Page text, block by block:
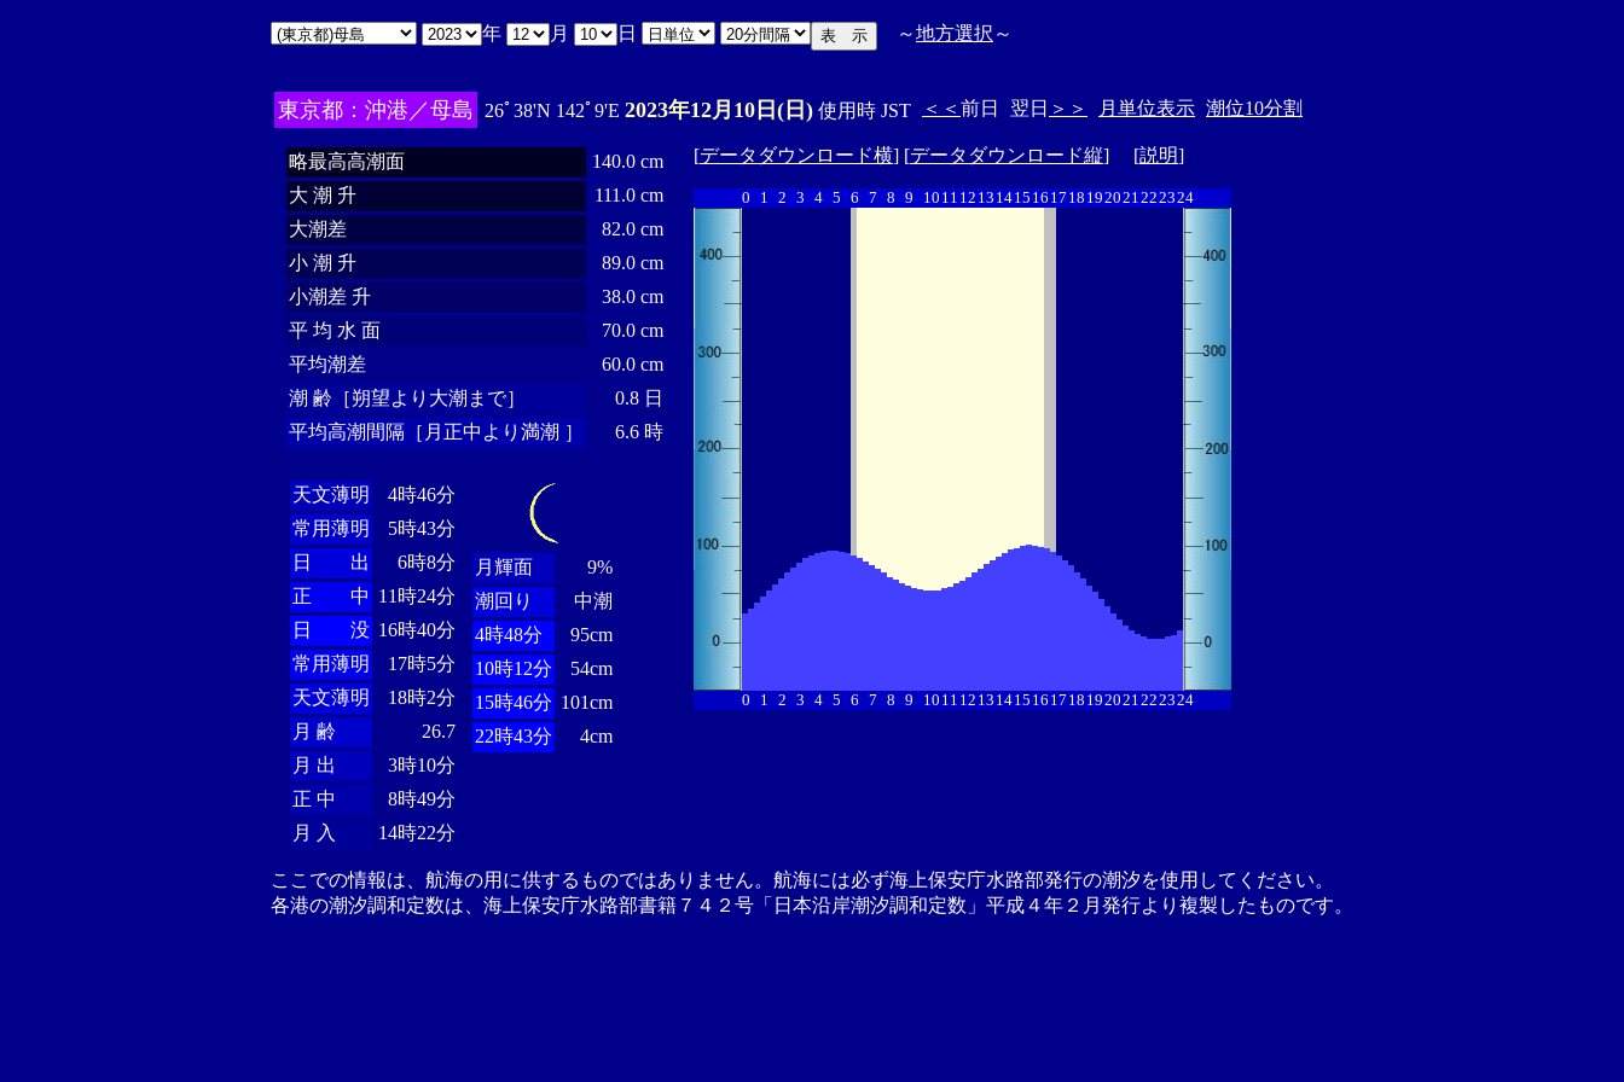
年 月 日 ～地方選択 ～
東京都：沖港／母島 26ﾟ38'N 142ﾟ9'E 2023年12月10日(日) 使用時 JST ＜＜ 前日 翌日 ＞＞ 月単位表示 潮位10分割
略最高高潮面
140.0 cm
大 潮 升
111.0 cm
大潮差
82.0 cm
小 潮 升
89.0 cm
小潮差 升
38.0 cm
平 均 水 面
70.0 cm
平均潮差
60.0 cm
潮 齢［朔望より大潮まで］
0.8 日
平均高潮間隔［月正中より満潮 ］
6.6 時
天文薄明
4時46分
常用薄明
5時43分
日 出
6時8分
正 中 11時24分
日 没 16時40分
常用薄明
17時5分
天文薄明
18時2分
月 齢
26.7
月 出
3時10分
正 中
8時49分
月 入
14時22分
月輝面
9%
潮回り
中潮
4時48分
95cm
10時12分
54cm
15時46分 101cm
22時43分
4cm
[データダウンロード横] [データダウンロード縦] [説明]
0 1 2 3 4 5 6 7 8 9 10 11 12 13 1415 16 17 18 192021222324
0 1 2 3 4 5 6 7 8 9 10 11 12 13 1415 16 17 18 192021222324
ここでの情報は、航海の用に供するものではありません。航海には必ず海上保安庁水路部発行の潮汐を使用してください。
各港の潮汐調和定数は、海上保安庁水路部書籍７４２号「日本沿岸潮汐調和定数」平成４年２月発行より複製したものです。